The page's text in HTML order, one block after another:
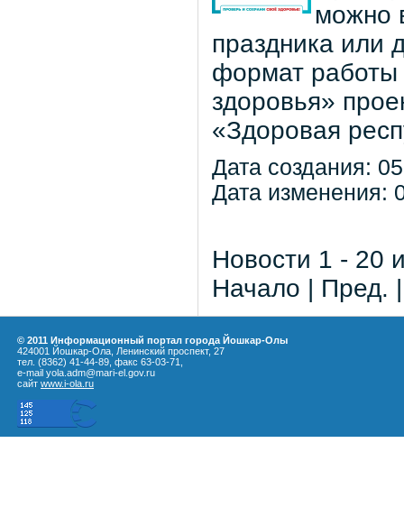
можно
праздника или
формат работы
здоровья»
«Здоровая
Дата создания:
Дата изменения:
Новости 1 - 20
Начало | Пред.
© 2011 Информационный портал города Йошкар-Олы
424001 Йошкар-Ола, Ленинский проспект, 27
тел. (8362) 41-44-89, факс 63-03-71,
e-mail yola.adm@mari-el.gov.ru
сайт www.i-ola.ru